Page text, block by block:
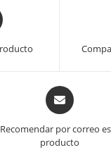
Opens
in
new
Recomendar por correo
producto